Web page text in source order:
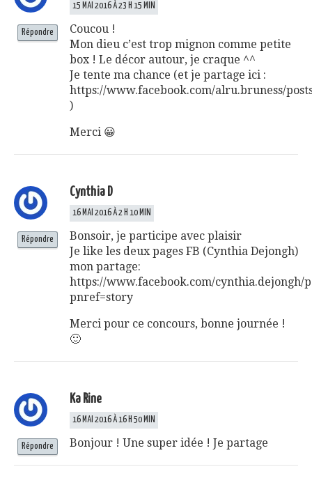
15 MAI 2016 À 23 H 15 MIN
Coucou !
Mon dieu c’est trop mignon comme petite
box ! Le décor autour, je craque ^^
Je tente ma chance (et je partage ici :
https://www.facebook.com/alru.bruness/
)
Merci 😀
Répondre
Cynthia D
16 MAI 2016 À 2 H 10 MIN
Bonsoir, je participe avec plaisir
Je like les deux pages FB (Cynthia Dejongh)
mon partage:
https://www.facebook.com/cynthia.dejongh/
pnref=story
Merci pour ce concours, bonne journée !
🙂
Répondre
Ka Rine
16 MAI 2016 À 16 H 50 MIN
Bonjour ! Une super idée ! Je partage
Répondre